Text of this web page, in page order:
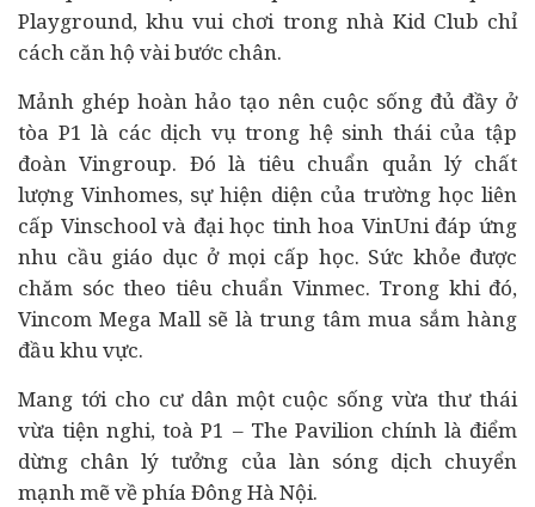
Playground, khu vui chơi trong nhà Kid Club chỉ
cách căn hộ vài bước chân.
Mảnh ghép hoàn hảo tạo nên cuộc sống đủ đầy ở
tòa P1 là các dịch vụ trong hệ sinh thái của tập
đoàn Vingroup. Đó là tiêu chuẩn quản lý chất
lượng Vinhomes, sự hiện diện của trường học liên
cấp Vinschool và đại học tinh hoa VinUni đáp ứng
nhu cầu giáo dục ở mọi cấp học. Sức khỏe được
chăm sóc theo tiêu chuẩn Vinmec. Trong khi đó,
Vincom Mega Mall sẽ là trung tâm mua sắm hàng
đầu khu vực.
Mang tới cho cư dân một cuộc sống vừa thư thái
vừa tiện nghi, toà P1 – The Pavilion chính là điểm
dừng chân lý tưởng của làn sóng dịch chuyển
mạnh mẽ về phía Đông Hà Nội.